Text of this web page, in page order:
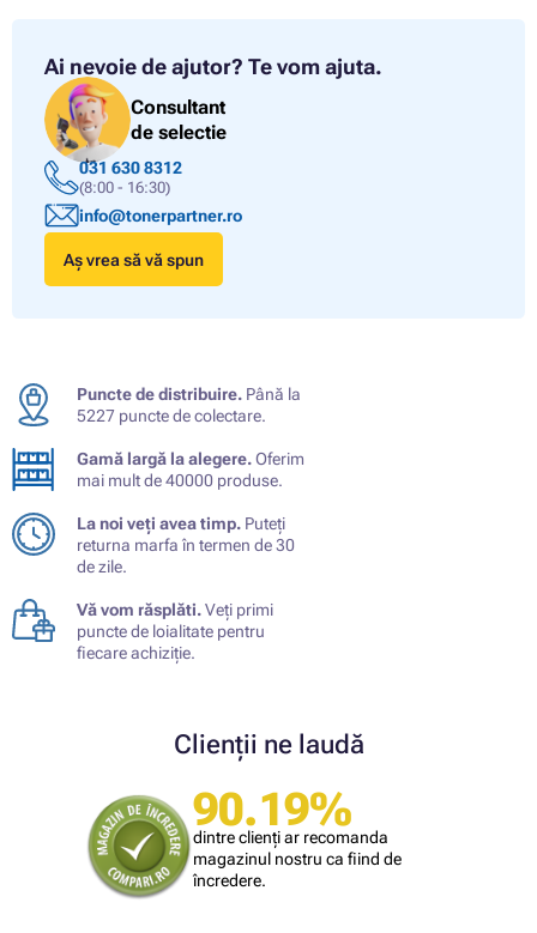
Ai nevoie de ajutor? Te vom ajuta.
Consultant
de selectie
031 630 8312
(8:00 - 16:30)
info@tonerpartner.ro
Aș vrea să vă spun
Puncte de distribuire. Până la
5227 puncte de colectare.
Gamă largă la alegere.Oferim
mai mult de 40000 produse.
La noi veți avea timp. Puteți
returna marfa în termen de 30
de zile.
Vă vom răsplăti.Veți primi
puncte de loialitate pentru
fiecare achiziție.
Clienții ne laudă
90.19%
dintre clienți ar recomanda
magazinul nostru ca fiind de
încredere.